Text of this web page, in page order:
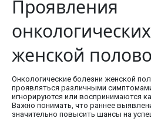
Проявления
женской
Онкологические болезни женской
проявляться различными
игнорируются или воспринимаются
Важно понимать, что раннее
значительно повысить шансы на